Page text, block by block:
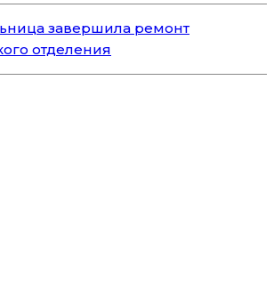
завершила ремонт
отделения